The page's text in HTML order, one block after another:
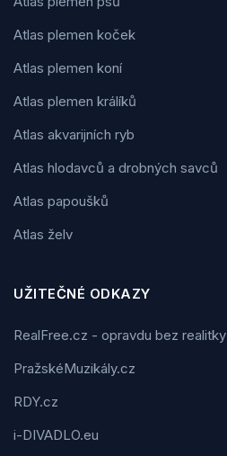
Atlas plemen koček
Atlas plemen koní
Atlas plemen králíků
Atlas akvarijních ryb
Atlas hlodavců a drobných savců
Atlas papoušků
Atlas želv
UŽITEČNÉ ODKAZY
RealFree.cz - opravdu bez realitky
PražskéMuzikály.cz
RDY.cz
i-DIVADLO.eu